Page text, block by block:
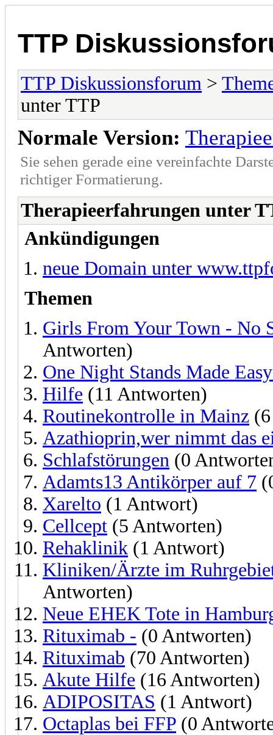
TTP
TTP Diskussionsforum >
unter TTP
Normale Version:
Sie sehen gerade eine vereinfachte
richtiger Formatierung.
Therapieerfahrungen unter
Ankündigungen
neue Domain unter
Themen
Girls From Your Town - No
Antworten)
One Night Stands Made
Hilfe (11 Antworten)
Routinekontrolle in Mainz
Azathioprin,wer nimmt das
Schlafstörungen (0
Adamts13 Antikörper auf 7
Xarelto (1 Antwort)
Cellcept (5 Antworten)
Rehaklinik (1 Antwort)
Kliniken/Ärzte im
Antworten)
Neue EHEK Tote in
Rituximab - (0 Antworten)
Rituximab (70 Antworten)
Akute Hilfe (16 Antworten)
ADIPOSITAS (1 Antwort)
Octaplas bei FFP (0